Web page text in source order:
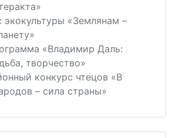
экокультуры «Землянам –
«Владимир Даль:
творчество»
конкурс чтецов «В
– сила страны»